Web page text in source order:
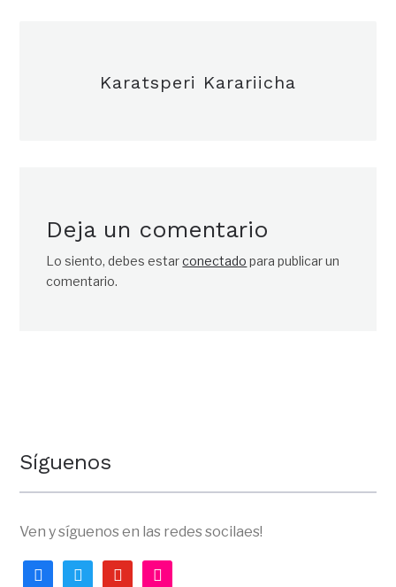
Karatsperi Karariicha
Deja un comentario
Lo siento, debes estarconectado para publicar un
comentario.
Síguenos
Ven y síguenos en las redes socilaes!
facebooktwitter youtubeflickr